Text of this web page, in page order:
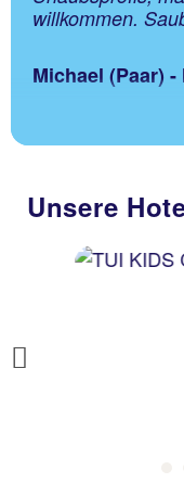
willkommen.
Michael (Paar) -
Unsere
Previous